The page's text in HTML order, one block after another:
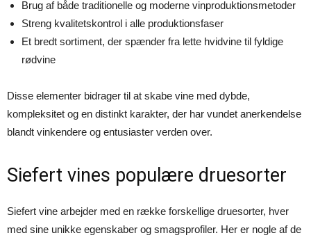
Brug af både traditionelle og moderne vinproduktionsmetoder
Streng kvalitetskontrol i alle produktionsfaser
Et bredt sortiment, der spænder fra lette hvidvine til fyldige
rødvine
Disse elementer bidrager til at skabe vine med dybde,
kompleksitet og en distinkt karakter, der har vundet anerkendelse
blandt vinkendere og entusiaster verden over.
Siefert vines populære druesorter
Siefert vine arbejder med en række forskellige druesorter, hver
med sine unikke egenskaber og smagsprofiler. Her er nogle af de